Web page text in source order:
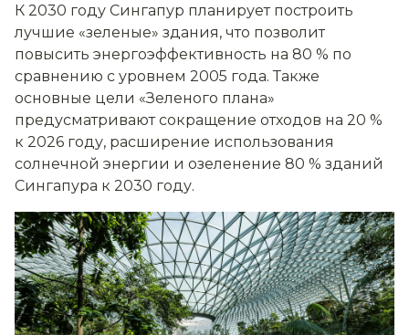
К 2030 году Сингапур планирует построить
лучшие «зеленые» здания, что позволит
повысить энергоэффективность на 80 % по
сравнению с уровнем 2005 года. Также
основные цели «Зеленого плана»
предусматривают сокращение отходов на 20 %
к 2026 году, расширение использования
солнечной энергии и озеленение 80 % зданий
Сингапура к 2030 году.